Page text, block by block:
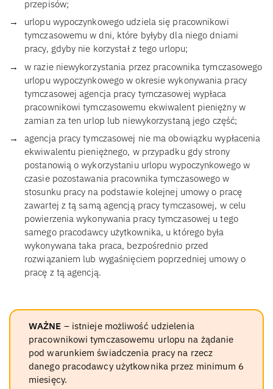
przepisów;
urlopu wypoczynkowego udziela się pracownikowi
tymczasowemu w dni, które byłyby dla niego dniami
pracy, gdyby nie korzystał z tego urlopu;
w razie niewykorzystania przez pracownika tymczasowego
urlopu wypoczynkowego w okresie wykonywania pracy
tymczasowej agencja pracy tymczasowej wypłaca
pracownikowi tymczasowemu ekwiwalent pieniężny w
zamian za ten urlop lub niewykorzystaną jego część;
agencja pracy tymczasowej nie ma obowiązku wypłacenia
ekwiwalentu pieniężnego, w przypadku gdy strony
postanowią o wykorzystaniu urlopu wypoczynkowego w
czasie pozostawania pracownika tymczasowego w
stosunku pracy na podstawie kolejnej umowy o pracę
zawartej z tą samą agencją pracy tymczasowej, w celu
powierzenia wykonywania pracy tymczasowej u tego
samego pracodawcy użytkownika, u którego była
wykonywana taka praca, bezpośrednio przed
rozwiązaniem lub wygaśnięciem poprzedniej umowy o
pracę z tą agencją.
WAŻNE – istnieje możliwość udzielenia
pracownikowi tymczasowemu urlopu na żądanie
pod warunkiem świadczenia pracy na rzecz
danego pracodawcy użytkownika przez minimum 6
miesięcy.